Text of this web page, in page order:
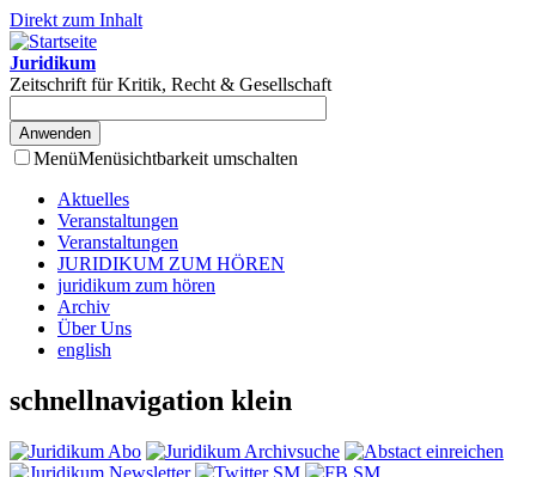
Direkt zum Inhalt
Juridikum
Zeitschrift für Kritik, Recht & Gesellschaft
MenüMenüsichtbarkeit umschalten
Aktuelles
Veranstaltungen
Veranstaltungen
JURIDIKUM ZUM HÖREN
juridikum zum hören
Archiv
Über Uns
english
schnellnavigation klein